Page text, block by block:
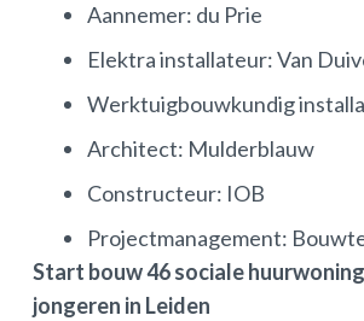
Aannemer: du Prie
Elektra installateur: Van
Werktuigbouwkundig
Architect: Mulderblauw
Constructeur: IOB
Projectmanagement:
Start bouw 46 sociale
jongeren in Leiden